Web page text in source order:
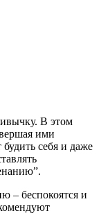
В этом
ими
себя и даже
– беспокоятся и